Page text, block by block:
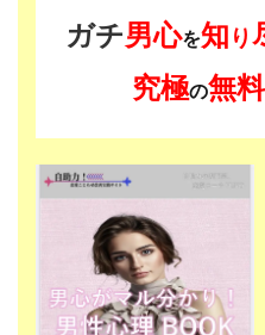
ガチ男心を知 り
究極の無料